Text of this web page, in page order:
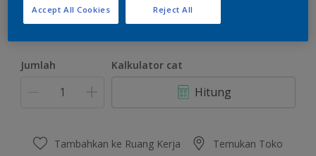
0.8 L
Jumlah Kalkulator cat
Hitung
Tambahkan ke Ruang Kerja Temukan Toko
Reject All
Accept All Cookies